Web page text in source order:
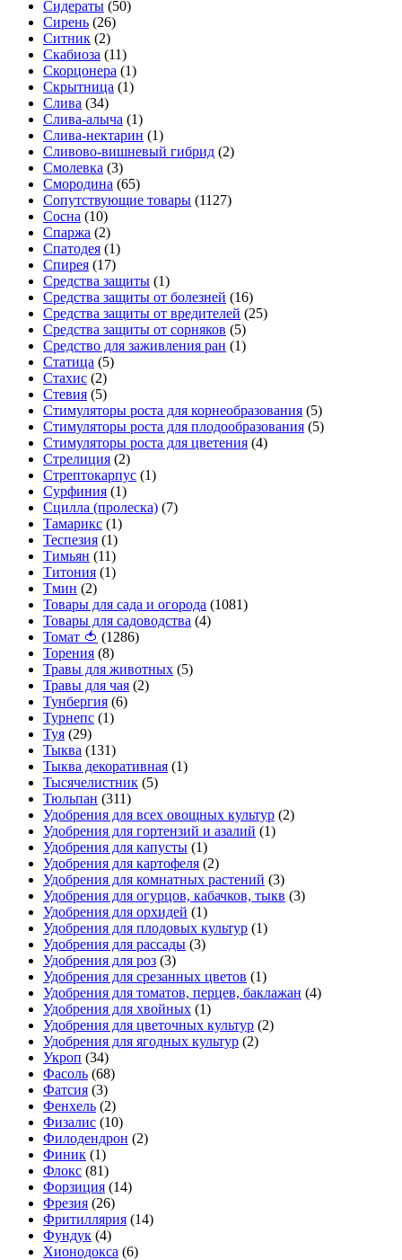
Сидераты (50)
Сирень (26)
Ситник (2)
Скабиоза (11)
Скорцонера (1)
Скрытница (1)
Слива (34)
Слива-алыча (1)
Слива-нектарин (1)
Сливово-вишневый гибрид (2)
Смолевка (3)
Смородина (65)
Сопутствующие товары (1127)
Сосна (10)
Спаржа (2)
Спатодея (1)
Спирея (17)
Средства защиты (1)
Средства защиты от болезней (16)
Средства защиты от вредителей (25)
Средства защиты от сорняков (5)
Средство для заживления ран (1)
Статица (5)
Стахис (2)
Стевия (5)
Стимуляторы роста для корнеобразования (5)
Стимуляторы роста для плодообразования (5)
Стимуляторы роста для цветения (4)
Стрелиция (2)
Стрептокарпус (1)
Сурфиния (1)
Сцилла (пролеска) (7)
Тамарикс (1)
Теспезия (1)
Тимьян (11)
Титония (1)
Тмин (2)
Товары для сада и огорода (1081)
Товары для садоводства (4)
Томат 🍅 (1286)
Торения (8)
Травы для животных (5)
Травы для чая (2)
Тунбергия (6)
Турнепс (1)
Туя (29)
Тыква (131)
Тыква декоративная (1)
Тысячелистник (5)
Тюльпан (311)
Удобрения для всех овощных культур (2)
Удобрения для гортензий и азалий (1)
Удобрения для капусты (1)
Удобрения для картофеля (2)
Удобрения для комнатных растений (3)
Удобрения для огурцов, кабачков, тыкв (3)
Удобрения для орхидей (1)
Удобрения для плодовых культур (1)
Удобрения для рассады (3)
Удобрения для роз (3)
Удобрения для срезанных цветов (1)
Удобрения для томатов, перцев, баклажан (4)
Удобрения для хвойных (1)
Удобрения для цветочных культур (2)
Удобрения для ягодных культур (2)
Укроп (34)
Фасоль (68)
Фатсия (3)
Фенхель (2)
Физалис (10)
Филодендрон (2)
Финик (1)
Флокс (81)
Форзиция (14)
Фрезия (26)
Фритиллярия (14)
Фундук (4)
Хионодокса (6)